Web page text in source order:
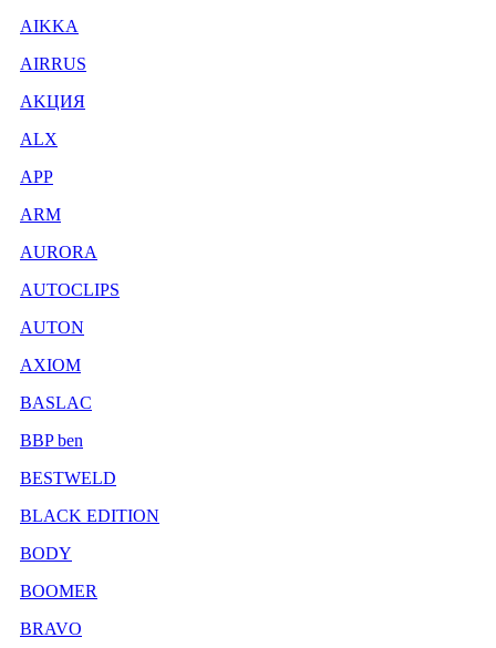
AIKKA
AIRRUS
AKЦИЯ
ALX
APP
ARM
AURORA
AUTOCLIPS
AUTON
AXIOM
BASLAC
BBP ben
BESTWELD
BLACK EDITION
BODY
BOOMER
BRAVO